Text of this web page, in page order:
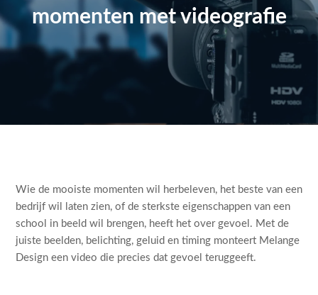
momenten met videografie
Wie de mooiste momenten wil herbeleven, het beste van een
bedrijf wil laten zien, of de sterkste eigenschappen van een
school in beeld wil brengen, heeft het over gevoel. Met de
juiste beelden, belichting, geluid en timing monteert Melange
Design een video die precies dat gevoel teruggeeft.